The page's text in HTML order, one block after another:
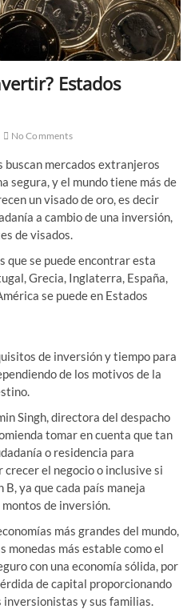
Estados
No Comments
mercados extranjeros
segura, y el mundo tiene más de
un visado de oro, es decir
a cambio de una inversión,
de visados.
que se puede encontrar esta
Grecia, Inglaterra, España,
se puede en Estados
de inversión y tiempo para
de los motivos de la
Singh, directora del despacho
tomar en cuenta que tan
o residencia para
el negocio o inclusive si
B, ya que cada país maneja
de inversión.
más grandes del mundo,
monedas más estable como el
con una economía sólida, por
de capital proporcionando
inversionistas y sus familias.